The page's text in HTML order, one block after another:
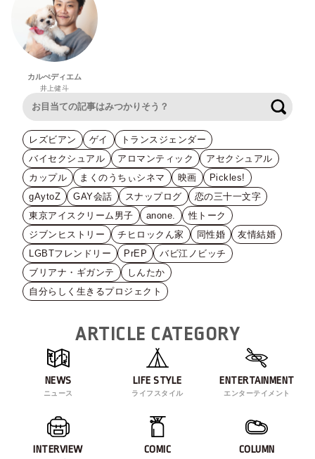
カルぺディエム
井上健斗
レズビアン ゲイ
トランスジェンダー
バイセクシュアル
アロマンティック
アセクシュアル
カップル
まくのうちぃシネマ 映画
Pickles!
gAytoZ
GAY会話 スナップログ
恋の三十一文字
東京アイスクリーム男子
anone.
性トーク
ジブンヒストリー
チヒロックん家 同性婚
友情結婚
LGBTフレンドリー
PrEP
バビ江ノビッチ
ブリアナ・ギガンテ
しんたか
自分らしく生きるプロジェクト
ARTICLE CATEGORY
NEWS
ニュース
LIFE STYLE
ライフスタイル
ENTERTAINMENT
エンターテイメント
INTERVIEW COMIC COLUMN